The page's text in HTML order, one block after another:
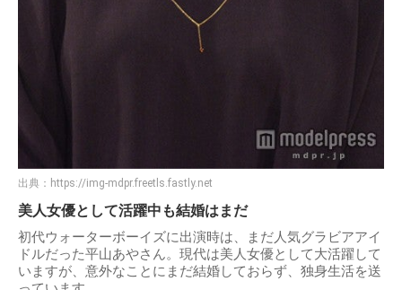
出典： https://img-mdpr.freetls.fastly.net
美人女優として活躍中も結婚はまだ
初代ウォーターボーイズに出演時は、まだ人気グラビアアイ
ドルだった平山あやさん。現代は美人女優として大活躍して
いますが、意外なことにまだ結婚しておらず、独身生活を送